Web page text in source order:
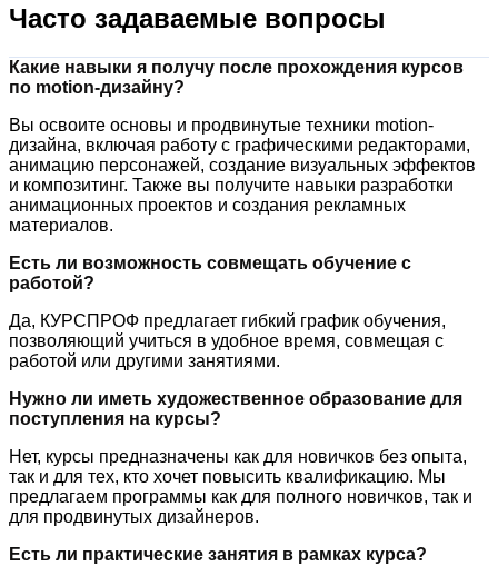
Часто задаваемые вопросы
Какие навыки я получу после прохождения курсов
по motion-дизайну?
Вы освоите основы и продвинутые техники motion-
дизайна, включая работу с графическими редакторами,
анимацию персонажей, создание визуальных эффектов
и композитинг. Также вы получите навыки разработки
анимационных проектов и создания рекламных
материалов.
Есть ли возможность совмещать обучение с
работой?
Да, КУРСПРОФ предлагает гибкий график обучения,
позволяющий учиться в удобное время, совмещая с
работой или другими занятиями.
Нужно ли иметь художественное образование для
поступления на курсы?
Нет, курсы предназначены как для новичков без опыта,
так и для тех, кто хочет повысить квалификацию. Мы
предлагаем программы как для полного новичков, так и
для продвинутых дизайнеров.
Есть ли практические занятия в рамках курса?